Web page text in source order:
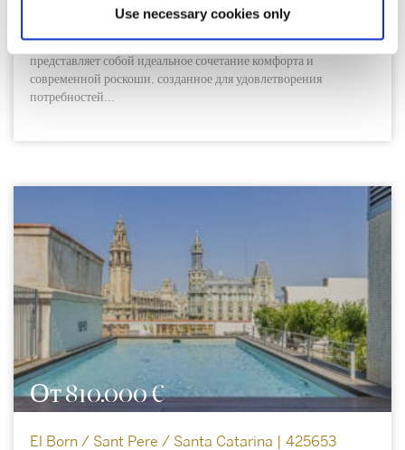
Use necessary cookies only
престижный жилой проект, расположенный в оживлённом
сердце Барселоны, на одной из самых востребованных улиц в
центре города. Это тщательно отреставрированное здание
представляет собой идеальное сочетание комфорта и
современной роскоши, созданное для удовлетворения
потребностей...
От 810.000 €
El Born / Sant Pere / Santa Catarina | 425653